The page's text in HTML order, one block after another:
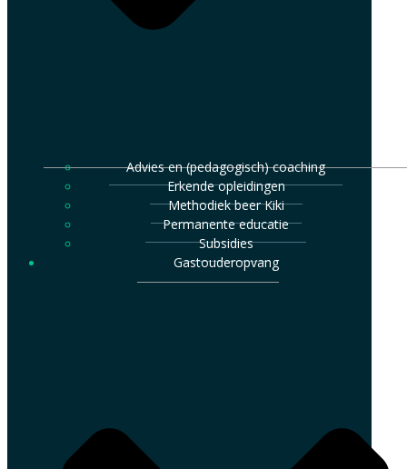
Advies en (pedagogisch) coaching
Erkende opleidingen
Methodiek beer Kiki
Permanente educatie
Subsidies
Gastouderopvang